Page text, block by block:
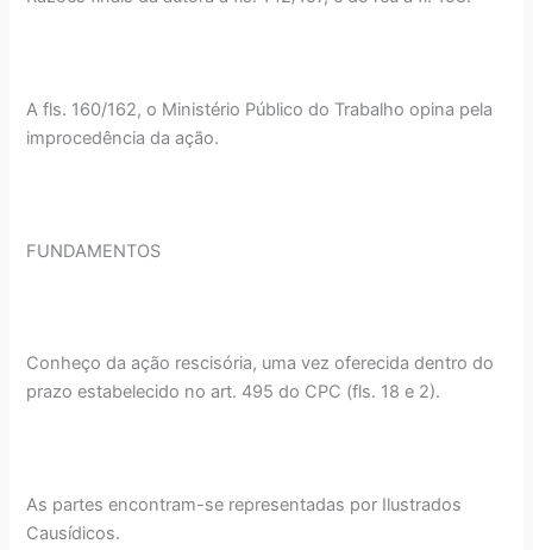
A fls. 160/162, o Ministério Público do Trabalho opina pela
improcedência da ação.
FUNDAMENTOS
Conheço da ação rescisória, uma vez oferecida dentro do
prazo estabelecido no art. 495 do CPC (fls. 18 e 2).
As partes encontram-se representadas por Ilustrados
Causídicos.